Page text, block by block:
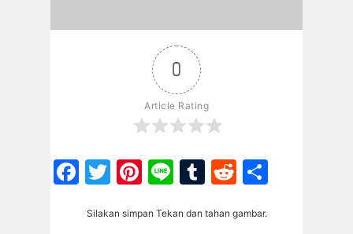
0
Article Rating
Facebook
Twitter
Pinterest
LineTumblr
Reddit
Silakan simpan Tekan dan tahan gambar.